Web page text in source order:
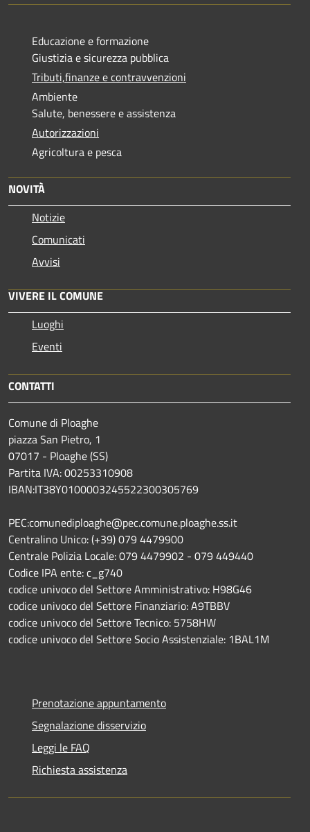
Educazione e formazione
Giustizia e sicurezza pubblica
Tributi,finanze e contravvenzioni
Ambiente
Salute, benessere e assistenza
Autorizzazioni
Agricoltura e pesca
NOVITÀ
Notizie
Comunicati
Avvisi
VIVERE IL COMUNE
Luoghi
Eventi
CONTATTI
Comune di Ploaghe
piazza San Pietro, 1
07017 - Ploaghe (SS)
Partita IVA: 00253310908
IBAN:IT38Y0100003245522300305769
PEC:comunediploaghe@pec.comune.ploaghe.ss.it
Centralino Unico: (+39) 079 4479900
Centrale Polizia Locale: 079 4479902 - 079 449440
Codice IPA ente: c_g740
codice univoco del Settore Amministrativo: H98G46
codice univoco del Settore Finanziario: A9TBBV
codice univoco del Settore Tecnico: 5758HW
codice univoco del Settore Socio Assistenziale: 1BAL1M
Prenotazione appuntamento
Segnalazione disservizio
Leggi le FAQ
Richiesta assistenza